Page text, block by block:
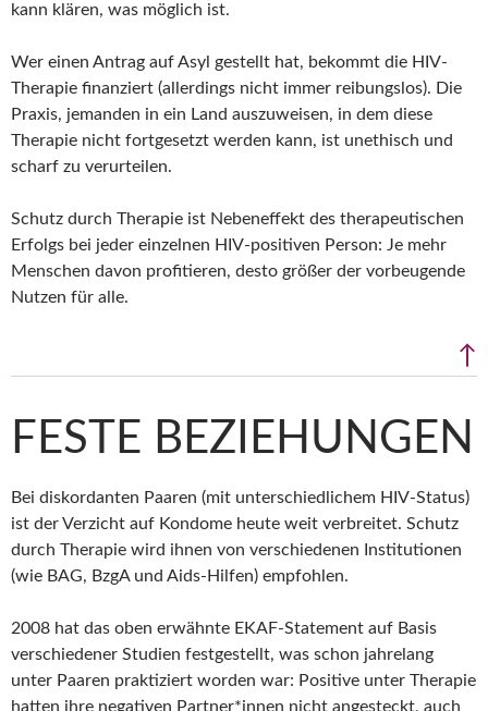
kann klären, was möglich ist.
Wer einen Antrag auf Asyl gestellt hat, bekommt die HIV-
Therapie finanziert (allerdings nicht immer reibungslos). Die
Praxis, jemanden in ein Land auszuweisen, in dem diese
Therapie nicht fortgesetzt werden kann, ist unethisch und
scharf zu verurteilen.
Schutz durch Therapie ist Nebeneffekt des therapeutischen
Erfolgs bei jeder einzelnen HIV-positiven Person: Je mehr
Menschen davon profitieren, desto größer der vorbeugende
Nutzen für alle.
↑
FESTE BEZIEHUNGEN
Bei diskordanten Paaren (mit unterschiedlichem HIV-Status)
ist der Verzicht auf Kondome heute weit verbreitet. Schutz
durch Therapie wird ihnen von verschiedenen Institutionen
(wie BAG, BzgA und Aids-Hilfen) empfohlen.
2008 hat das oben erwähnte EKAF-Statement auf Basis
verschiedener Studien festgestellt, was schon jahrelang
unter Paaren praktiziert worden war: Positive unter Therapie
hatten ihre negativen Partner*innen nicht angesteckt, auch